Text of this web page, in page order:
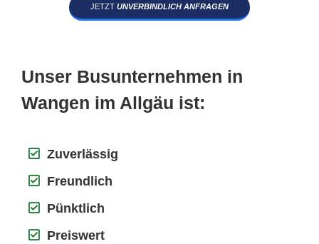
JETZT UNVERBINDLICH ANFRAGEN
Unser Busunternehmen in
Wangen im Allgäu ist:
Zuverlässig
Freundlich
Pünktlich
Preiswert